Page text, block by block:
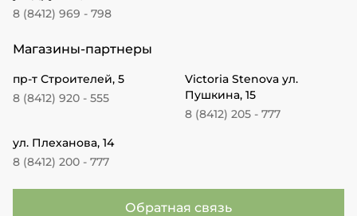
8 (8412) 969 - 798
Магазины-партнеры
пр-т Строителей, 5
8 (8412) 920 - 555
Victoria Stenova ул.
Пушкина, 15
8 (8412) 205 - 777
ул. Плеханова, 14
8 (8412) 200 - 777
Обратная связь